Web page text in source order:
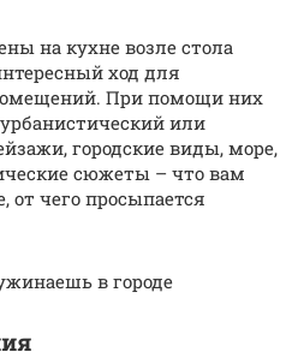
на кухне возле стола
ход для
При помощи них
или
городские виды, море,
сюжеты – что вам
от чего просыпается
в городе